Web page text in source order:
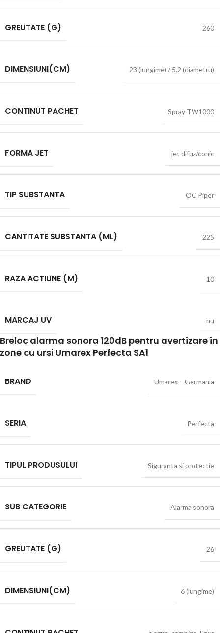
GREUTATE (G) 260
DIMENSIUNI(CM) 23 (lungime) / 5.2 (diametru)
CONTINUT PACHET Spray TW1000
FORMA JET jet difuz/conic
TIP SUBSTANTA OC Piper
CANTITATE SUBSTANTA (ML) 225
RAZA ACTIUNE (M) 10
MARCAJ UV nu
Breloc alarma sonora 120dB pentru avertizare in
zone cu ursi Umarex Perfecta SA1
BRAND Umarex – Germania
SERIA Perfecta
TIPUL PRODUSULUI Siguranta si protectie
SUB CATEGORIE Alarma sonora
GREUTATE (G) 26
DIMENSIUNI(CM) 6 (lungime)